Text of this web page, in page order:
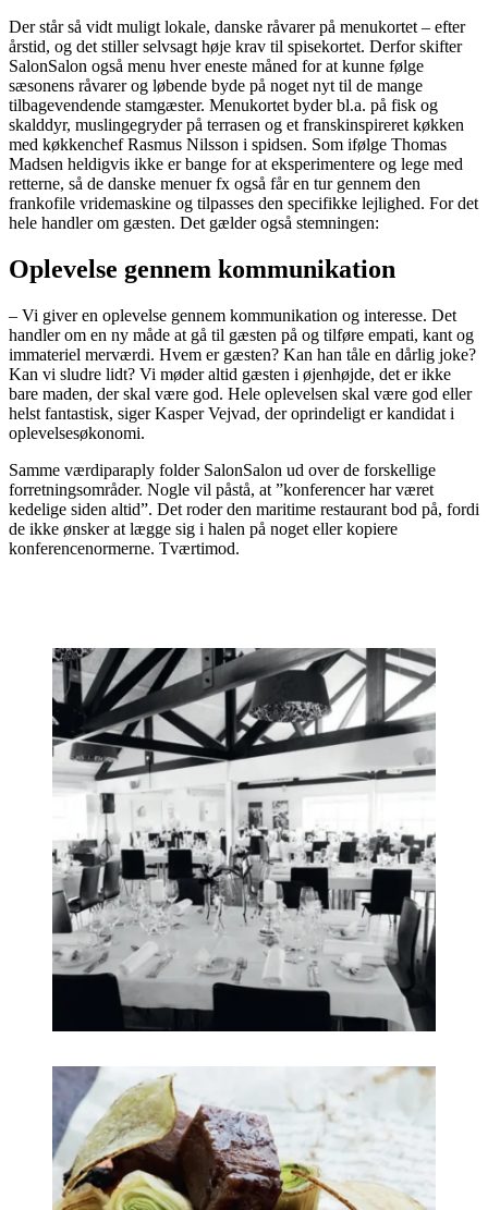
Der står så vidt muligt lokale, danske råvarer på menukortet – efter
årstid, og det stiller selvsagt høje krav til spisekortet. Derfor skifter
SalonSalon også menu hver eneste måned for at kunne følge
sæsonens råvarer og løbende byde på noget nyt til de mange
tilbagevendende stamgæster. Menukortet byder bl.a. på fisk og
skalddyr, muslingegryder på terrasen og et franskinspireret køkken
med køkkenchef Rasmus Nilsson i spidsen. Som ifølge Thomas
Madsen heldigvis ikke er bange for at eksperimentere og lege med
retterne, så de danske menuer fx også får en tur gennem den
frankofile vridemaskine og tilpasses den specifikke lejlighed. For det
hele handler om gæsten. Det gælder også stemningen:
Oplevelse gennem kommunikation
– Vi giver en oplevelse gennem kommunikation og interesse. Det
handler om en ny måde at gå til gæsten på og tilføre empati, kant og
immateriel merværdi. Hvem er gæsten? Kan han tåle en dårlig joke?
Kan vi sludre lidt? Vi møder altid gæsten i øjenhøjde, det er ikke
bare maden, der skal være god. Hele oplevelsen skal være god eller
helst fantastisk, siger Kasper Vejvad, der oprindeligt er kandidat i
oplevelsesøkonomi.
Samme værdiparaply folder SalonSalon ud over de forskellige
forretningsområder. Nogle vil påstå, at ”konferencer har været
kedelige siden altid”. Det roder den maritime restaurant bod på, fordi
de ikke ønsker at lægge sig i halen på noget eller kopiere
konferencenormerne. Tværtimod.